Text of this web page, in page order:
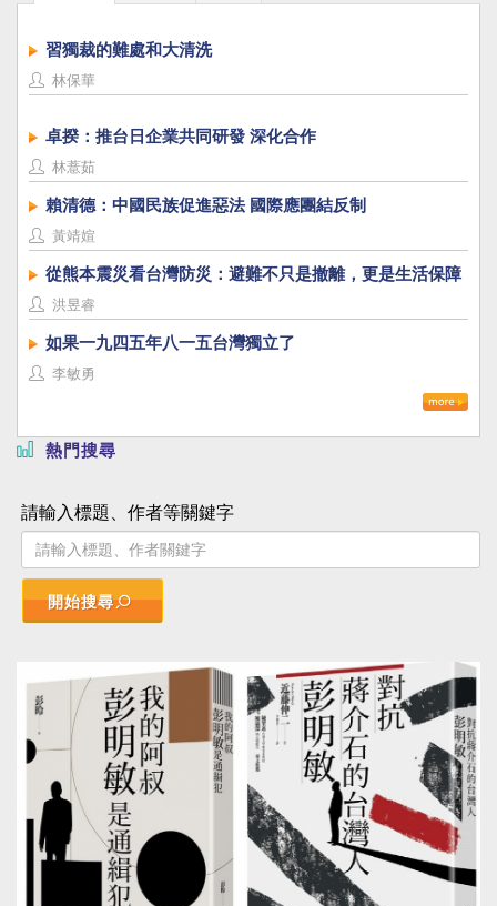
習獨裁的難處和大清洗
林保華
卓揆：推台日企業共同研發 深化合作
林薏茹
賴清德：中國民族促進惡法 國際應團結反制
黃靖媗
從熊本震災看台灣防災：避難不只是撤離，更是生活保障
洪昱睿
如果一九四五年八一五台灣獨立了
李敏勇
熱門搜尋
請輸入標題、作者等關鍵字
開始搜尋